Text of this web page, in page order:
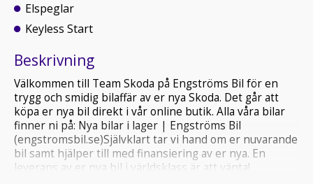
Elspeglar
Keyless Start
Beskrivning
Välkommen till Team Skoda på Engströms Bil för en
trygg och smidig bilaffär av er nya Skoda. Det går att
köpa er nya bil direkt i vår online butik. Alla våra bilar
finner ni på: Nya bilar i lager | Engströms Bil
(engstromsbil.se)Självklart tar vi hand om er nuvarande
bil samt hjälper till med finansiering av er nya. En
leverans av er nya bil i världsklass är att vänta!